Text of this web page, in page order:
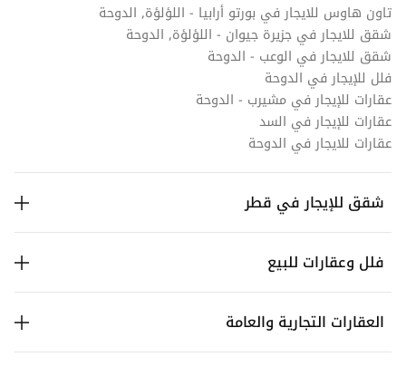
تاون هاوس للايجار في بورتو أرابيا - اللؤلؤة, الدوحة
شقق للايجار في جزيرة جيوان - اللؤلؤة, الدوحة
شقق للايجار في الوعب - الدوحة
فلل للإيجار في الدوحة
عقارات للإيجار في مشيرب - الدوحة
عقارات للإيجار في السد
عقارات للايجار في الدوحة
شقق للإيجار في قطر
فلل وعقارات للبيع
العقارات التجارية والعامة